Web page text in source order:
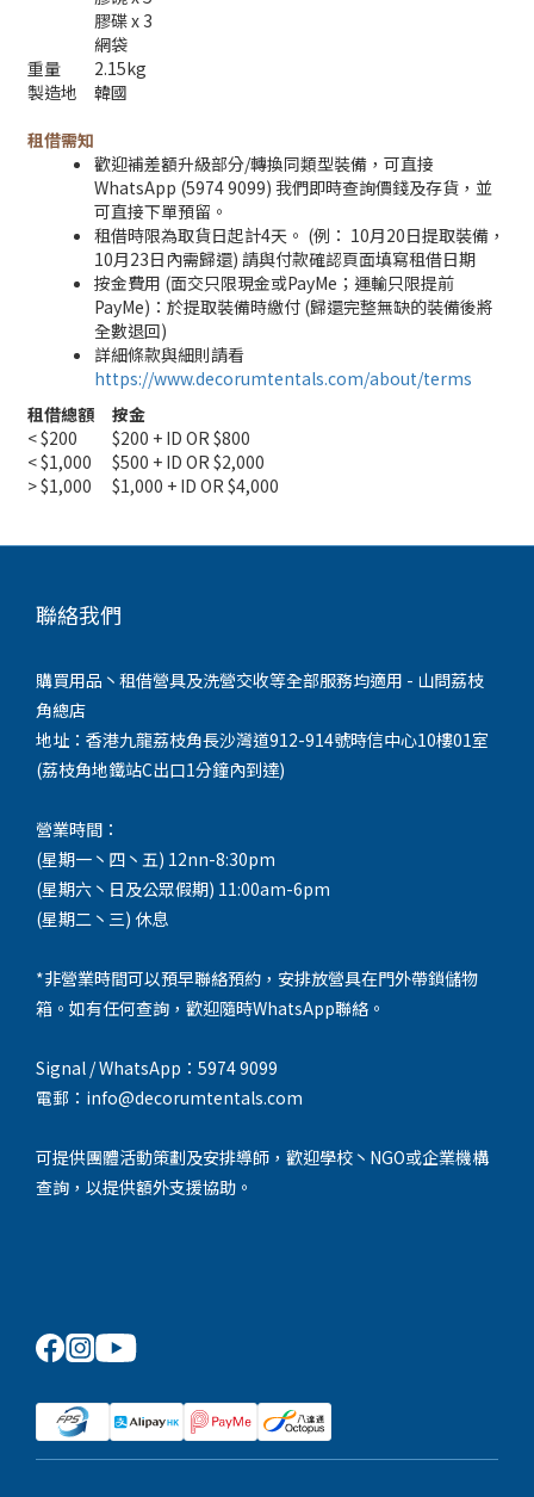
膠碟 x 3
網袋
重量
2.15kg
製造地
韓國
租借需知
歡迎補差額升級部分/轉換同類型裝備，可直接
WhatsApp (5974 9099) 我們即時查詢價錢及存貨，並
可直接下單預留。
租借時限為取貨日起計4天。 (例： 10月20日提取裝備，
10月23日內需歸還) 請與付款確認頁面填寫租借日期
按金費用 (面交只限現金或PayMe；運輸只限提前
PayMe)：於提取裝備時繳付 (歸還完整無缺的裝備後將
全數退回)
詳細條款與細則請看
https://www.decorumtentals.com/about/terms
租借總額 按金
< $200
$200 + ID OR $800
< $1,000
$500 + ID OR $2,000
> $1,000 $1,000 + ID OR $4,000
聯絡我們
購買用品丶租借營具及洗營交收等全部服務均適用 - 山問荔枝
角總店
地址：香港九龍荔枝角長沙灣道912-914號時信中心10樓01室
(荔枝角地鐵站C出口1分鐘內到達)
營業時間：
(星期一丶四丶五) 12nn-8:30pm
(星期六丶日及公眾假期) 11:00am-6pm
(星期二丶三) 休息
*非營業時間可以預早聯絡預約，安排放營具在門外帶鎖儲物
箱。如有任何查詢，歡迎隨時WhatsApp聯絡。
Signal / WhatsApp：5974 9099
電郵：info@decorumtentals.com
可提供團體活動策劃及安排導師，歡迎學校丶NGO或企業機構
查詢，以提供額外支援協助。